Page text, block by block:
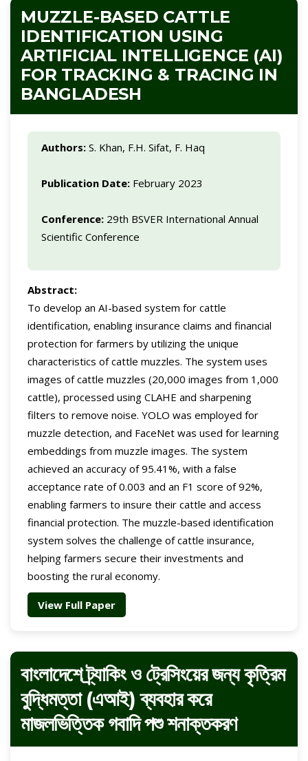
MUZZLE-BASED CATTLE
IDENTIFICATION USING
ARTIFICIAL INTELLIGENCE (AI)
FOR TRACKING & TRACING IN
BANGLADESH
Authors: S. Khan, F.H. Sifat, F. Haq
Publication Date: February 2023
Conference: 29th BSVER International Annual
Scientific Conference
Abstract:
To develop an AI-based system for cattle
identification, enabling insurance claims and financial
protection for farmers by utilizing the unique
characteristics of cattle muzzles. The system uses
images of cattle muzzles (20,000 images from 1,000
cattle), processed using CLAHE and sharpening
filters to remove noise. YOLO was employed for
muzzle detection, and FaceNet was used for learning
embeddings from muzzle images. The system
achieved an accuracy of 95.41%, with a false
acceptance rate of 0.003 and an F1 score of 92%,
enabling farmers to insure their cattle and access
financial protection. The muzzle-based identification
system solves the challenge of cattle insurance,
helping farmers secure their investments and
boosting the rural economy.
View Full Paper
বাংলাদেশে ট্র্যাকিং ও ট্রেসিংয়ের জন্য কৃত্রিম
বুদ্ধিমত্তা (এআই) ব্যবহার করে
মাজলভিত্তিক গবাদি পশু শনাক্তকরণ